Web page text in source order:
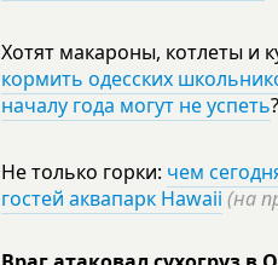
Хотят макароны, котлеты и
кормить одесских
началу года могут не успеть?
Не только горки: чем
гостей аквапарк Hawaii (на